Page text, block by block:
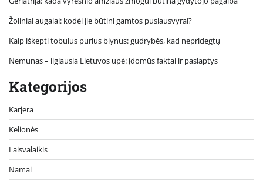
Žoliniai augalai: kodėl jie būtini gamtos pusiausvyrai?
Kaip iškepti tobulus purius blynus: gudrybės, kad nepridegtų
Nemunas – ilgiausia Lietuvos upė: įdomūs faktai ir paslaptys
Kategorijos
Karjera
Kelionės
Laisvalaikis
Namai